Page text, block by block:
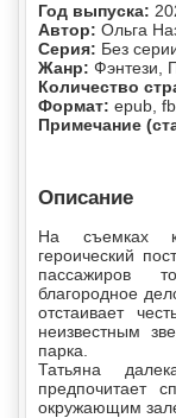
Год выпуска:
Автор: Ольга
Серия: Без
Жанр: Фэнтези,
Количество
Формат: epub,
Примечание
Описание
На съемках
героический
пассажиров
благородное
отстаивает
неизвестным
парка.
Татьяна
предпочитает
окружающим